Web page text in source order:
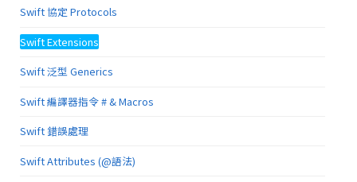
Swift 協定 Protocols
Swift Extensions
Swift 泛型 Generics
Swift 編譯器指令 # & Macros
Swift 錯誤處理
Swift Attributes (@語法)